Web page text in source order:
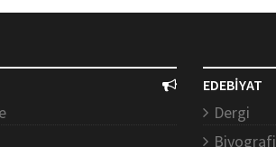
EDEBİYAT
Dergi
Biyografi